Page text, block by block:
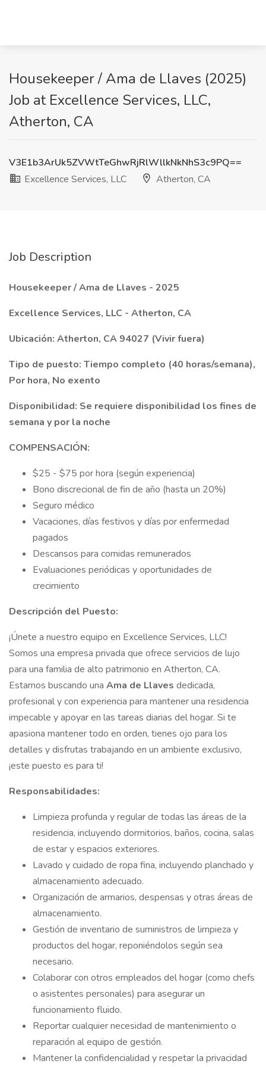
Housekeeper / Ama de Llaves (2025)
Job at Excellence Services, LLC,
Atherton, CA
V3E1b3ArUk5ZVWtTeGhwRjRlWllkNkNhS3c9PQ==
Excellence Services, LLC
Atherton, CA
Job Description
Housekeeper / Ama de Llaves - 2025
Excellence Services, LLC - Atherton, CA
Ubicación: Atherton, CA 94027 (Vivir fuera)
Tipo de puesto: Tiempo completo (40 horas/semana),
Por hora, No exento
Disponibilidad: Se requiere disponibilidad los fines de
semana y por la noche
COMPENSACIÓN:
$25 - $75 por hora (según experiencia)
Bono discrecional de fin de año (hasta un 20%)
Seguro médico
Vacaciones, días festivos y días por enfermedad
pagados
Descansos para comidas remunerados
Evaluaciones periódicas y oportunidades de
crecimiento
Descripción del Puesto:
¡Únete a nuestro equipo en Excellence Services, LLC!
Somos una empresa privada que ofrece servicios de lujo
para una familia de alto patrimonio en Atherton, CA.
Estamos buscando una Ama de Llaves dedicada,
profesional y con experiencia para mantener una residencia
impecable y apoyar en las tareas diarias del hogar. Si te
apasiona mantener todo en orden, tienes ojo para los
detalles y disfrutas trabajando en un ambiente exclusivo,
¡este puesto es para ti!
Responsabilidades:
Limpieza profunda y regular de todas las áreas de la
residencia, incluyendo dormitorios, baños, cocina, salas
de estar y espacios exteriores.
Lavado y cuidado de ropa fina, incluyendo planchado y
almacenamiento adecuado.
Organización de armarios, despensas y otras áreas de
almacenamiento.
Gestión de inventario de suministros de limpieza y
productos del hogar, reponiéndolos según sea
necesario.
Colaborar con otros empleados del hogar (como chefs
o asistentes personales) para asegurar un
funcionamiento fluido.
Reportar cualquier necesidad de mantenimiento o
reparación al equipo de gestión.
Mantener la confidencialidad y respetar la privacidad